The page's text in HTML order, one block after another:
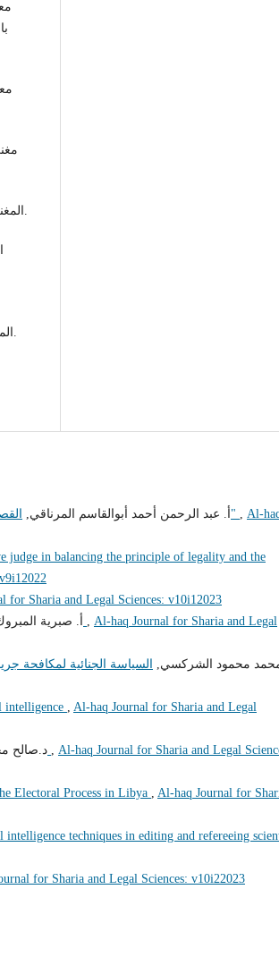
- المغني، عبدالله بن أحمد بن قدامة، مكتبة الجمهورية العربية ومكتبة الكليات الأزهرية.
المغربي المعروف بالحطاب المتوفى 954ه ، الناشر دار الفكر ، الطبعة الثالثة، 1992م.
أ. عبد الرحمن أحمد أبوالقاسم المرناقي, القصاص والدية "دراسة تحليلية نقدية لقانون القصاص والدية في التشريع الليبي" , Al-
judge in balancing the principle of legality and the
for Sharia and Legal Sciences: v10i12023
أ‌. صبرية
, Al-haq Journal for Sharia and Legal
محمود الشركسي,
السياسة الجنائية لمكافحة
intelligence , Al-haq Journal for Sharia and Legal
د.صالح , Al-haq Journal for Sharia and Legal
Electoral Process in Libya , Al-haq Journal for
techniques in editing and refereeing
for Sharia and Legal Sciences: v10i22023